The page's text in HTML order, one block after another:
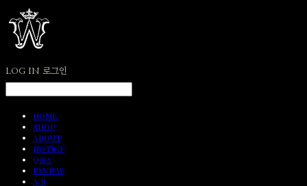
LOG IN 로그인
HOME
SHOP
ABOUT
NOTICE
Q&A
REVIEW
A/S